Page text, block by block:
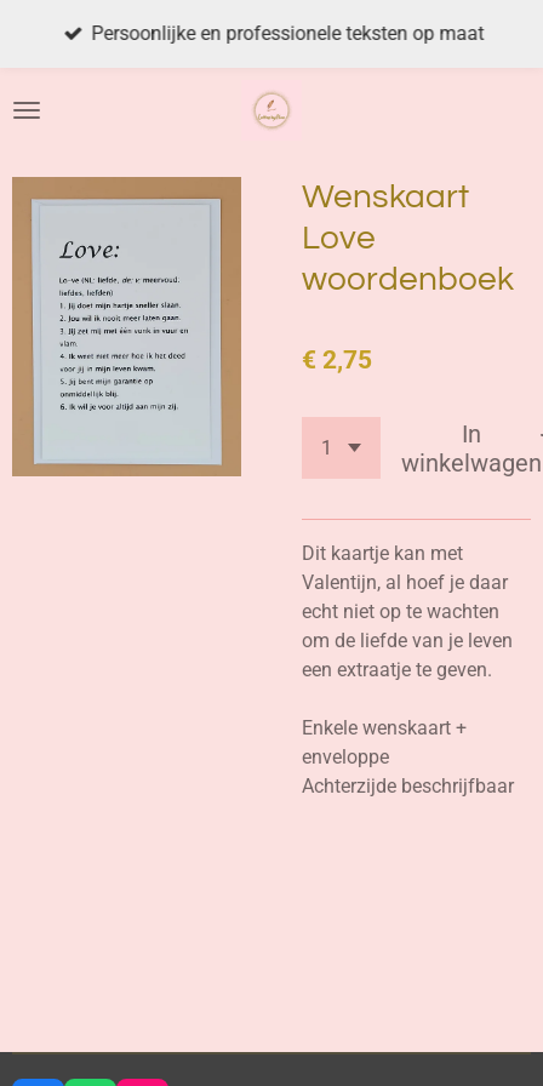
de
Persoonlijke en professionele teksten op maat
Wenskaart
Love
woordenboek
€ 2,75
In
winkelwagen
Dit kaartje kan met
Valentijn, al hoef je daar
echt niet op te wachten
om de liefde van je leven
een extraatje te geven.
Enkele wenskaart +
enveloppe
Achterzijde beschrijfbaar